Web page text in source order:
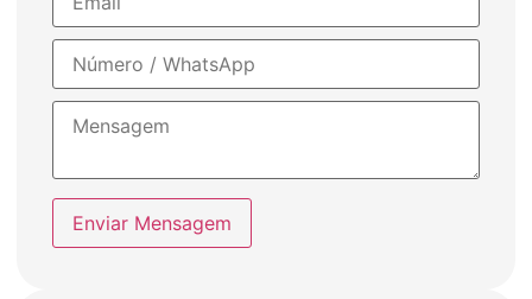
Enviar Mensagem